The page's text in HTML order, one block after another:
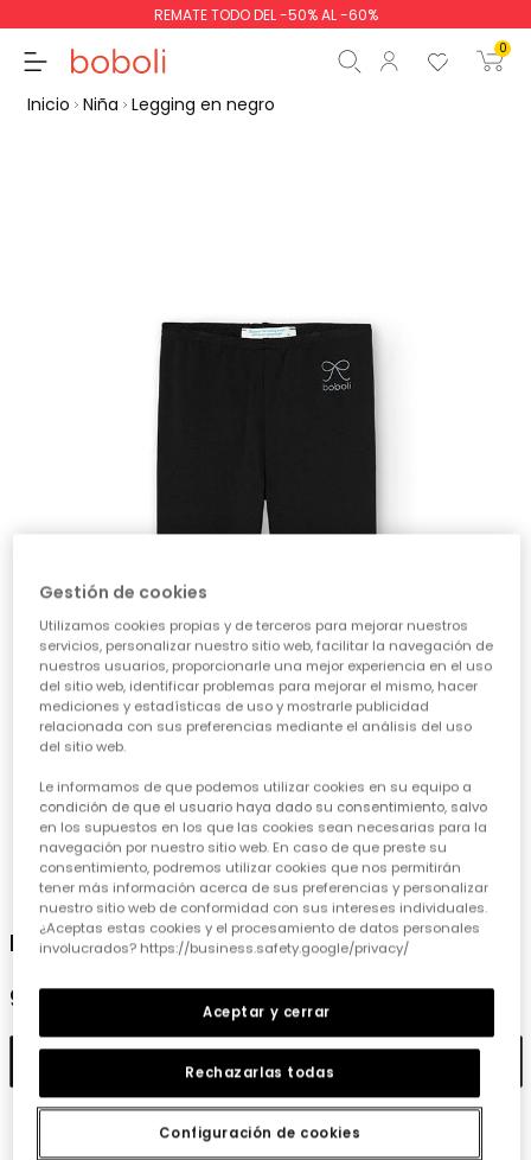
REMATE TODO DEL -50% AL -60%
0
Continua Comenzar pedido
Inicio Niña Legging en negro
1 2 3 4
Legging en negro
9,95 €
Añadir
Gestión de cookies
Utilizamos cookies propias y de terceros para mejorar nuestros
servicios, personalizar nuestro sitio web, facilitar la navegación de
nuestros usuarios, proporcionarle una mejor experiencia en el uso
del sitio web, identificar problemas para mejorar el mismo, hacer
mediciones y estadísticas de uso y mostrarle publicidad
relacionada con sus preferencias mediante el análisis del uso
del sitio web.
Le informamos de que podemos utilizar cookies en su equipo a
condición de que el usuario haya dado su consentimiento, salvo
en los supuestos en los que las cookies sean necesarias para la
navegación por nuestro sitio web. En caso de que preste su
consentimiento, podremos utilizar cookies que nos permitirán
tener más información acerca de sus preferencias y personalizar
nuestro sitio web de conformidad con sus intereses individuales.
¿Aceptas estas cookies y el procesamiento de datos personales
involucrados? https://business.safety.google/privacy/
Configuración de cookies
Rechazarlas todas
Aceptar y cerrar